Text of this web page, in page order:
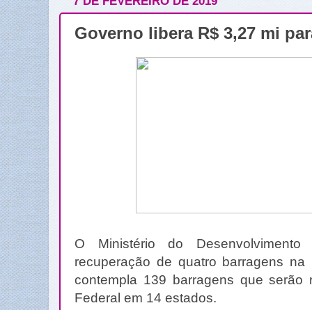
Governo libera R$ 3,27 mi
O Ministério do
recuperação de quatro barragens
contempla 139 barragens que serão
Federal em 14 estados.